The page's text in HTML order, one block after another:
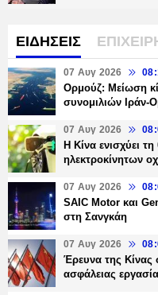
ΕΙΔΗΣΕΙΣ
07 Αυγ 2026
Ορμούζ: Μείωση
συνομιλιών Ιράν-
07 Αυγ 2026
Η Κίνα ενισχύει
ηλεκτροκίνητων
07 Αυγ 2026
SAIC Motor και
στη Σανγκάη
07 Αυγ 2026
Έρευνα της Κίνας
ασφάλειας